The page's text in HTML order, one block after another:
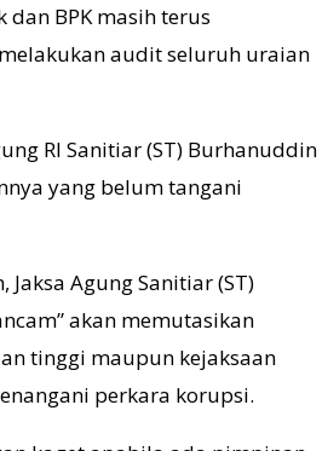
dan BPK masih terus
audit seluruh uraian
RI Sanitiar (ST) Burhanuddin
yang belum tangani
Jaksa Agung Sanitiar (ST)
akan memutasikan
tinggi maupun kejaksaan
perkara korupsi.